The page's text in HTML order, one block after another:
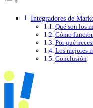
Integradores de
Qué son los
Cómo
Por qué
Los mejores
Conclusión